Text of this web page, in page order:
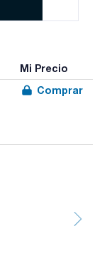
Mi Precio
Comprar